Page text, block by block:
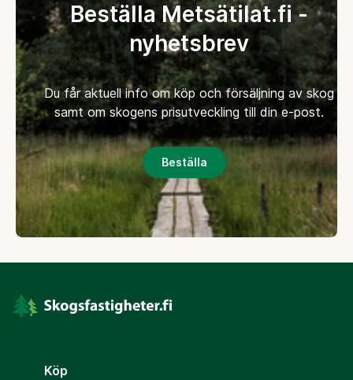
Beställa Metsätilat.fi -
nyhetsbrev
Du får aktuell info om köp och försäljning av skog
samt om skogens prisutveckling till din e-post.
Beställa
Köp